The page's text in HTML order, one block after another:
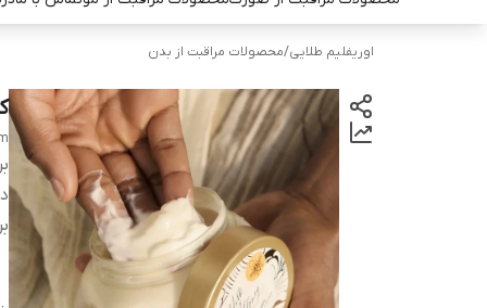
اوریفلیم طلایی/محصولات مراقبت از بدن